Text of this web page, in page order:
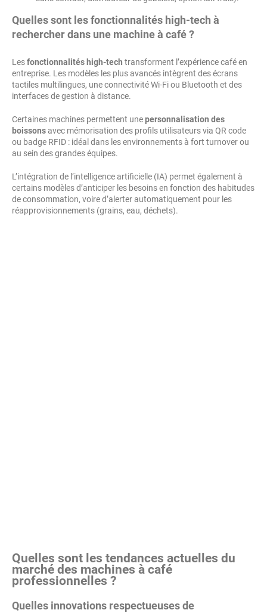
Quelles sont les fonctionnalités high-tech à
rechercher dans une machine à café ?
Lesfonctionnalités high-tech transforment l’expérience café en
entreprise. Les modèles les plus avancés intègrent des écrans
tactiles multilingues, une connectivité Wi-Fi ou Bluetooth et des
interfaces de gestion à distance.
Certaines machines permettent unepersonnalisation des
boissonsavec mémorisation des profils utilisateurs via QR code
ou badge RFID : idéal dans les environnements à fort turnover ou
au sein des grandes équipes.
L’intégration de l’intelligence artificielle (IA) permet également à
certains modèles d’anticiper les besoins en fonction des habitudes
de consommation, voire d’alerter automatiquement pour les
réapprovisionnements (grains, eau, déchets).
Quelles sont les tendances actuelles du
marché des machines à café
professionnelles ?
Quelles innovations respectueuses de